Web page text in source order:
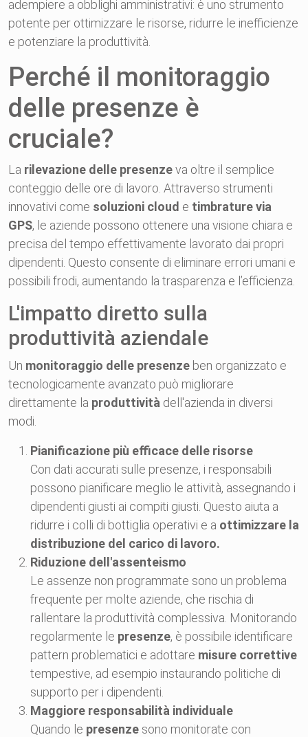
adempiere a obblighi amministrativi: è uno strumento
potente per ottimizzare le risorse, ridurre le inefficienze
e potenziare la produttività.
Perché il monitoraggio
delle presenze è
cruciale?
La rilevazione delle presenzeva oltre il semplice
conteggio delle ore di lavoro. Attraverso strumenti
innovativi come soluzioni cloud e timbrature via
GPS, le aziende possono ottenere una visione chiara e
precisa del tempo effettivamente lavorato dai propri
dipendenti. Questo consente di eliminare errori umani e
possibili frodi, aumentando la trasparenza e l’efficienza.
L'impatto diretto sulla
produttività aziendale
Un monitoraggio delle presenze ben organizzato e
tecnologicamente avanzato può migliorare
direttamente la produttività dell'azienda in diversi
modi.
Pianificazione più efficace delle risorse
Con dati accurati sulle presenze, i responsabili
possono pianificare meglio le attività, assegnando i
dipendenti giusti ai compiti giusti. Questo aiuta a
ridurre i colli di bottiglia operativi e a ottimizzare la
distribuzione del carico di lavoro.
Riduzione dell'assenteismo
Le assenze non programmate sono un problema
frequente per molte aziende, che rischia di
rallentare la produttività complessiva. Monitorando
regolarmente le presenze, è possibile identificare
pattern problematici e adottare misure correttive
tempestive, ad esempio instaurando politiche di
supporto per i dipendenti.
Maggiore responsabilità individuale
Quando le presenze sono monitorate con